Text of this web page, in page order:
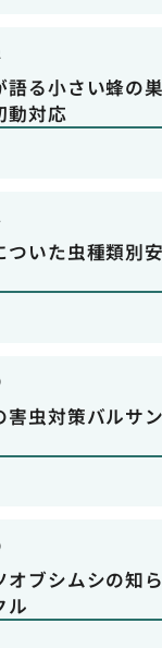
語る小さい蜂の
動対応
ついた虫種類別
害虫対策バルサ
オブシムシの知
ル